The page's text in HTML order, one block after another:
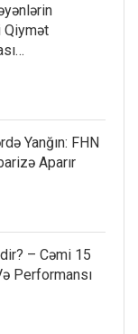
Yanğın: FHN
Aparır
– Cəmi 15
Performansı